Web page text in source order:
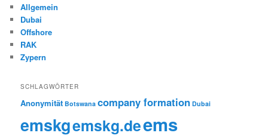
Allgemein
Dubai
Offshore
RAK
Zypern
SCHLAGWÖRTER
Anonymität Botswana company formation Dubai
emskgemskg.deems